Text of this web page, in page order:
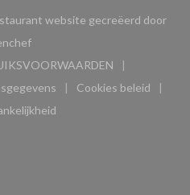
website gecreëerd door
((opent in een nieuw venster))
venster))((opent in een nieuw
in een nieuw venster))
Cookies beleid
((opent in
((opent in een nieuw venster))